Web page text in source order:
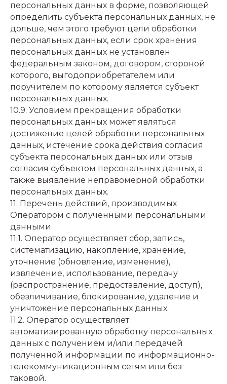
персональных данных в форме, позволяющей
определить субъекта персональных данных, не
дольше, чем этого требуют цели обработки
персональных данных, если срок хранения
персональных данных не установлен
федеральным законом, договором, стороной
которого, выгодоприобретателем или
поручителем по которому является субъект
персональных данных.
10.9. Условием прекращения обработки
персональных данных может являться
достижение целей обработки персональных
данных, истечение срока действия согласия
субъекта персональных данных или отзыв
согласия субъектом персональных данных, а
также выявление неправомерной обработки
персональных данных.
11. Перечень действий, производимых
Оператором с полученными персональными
данными
11.1. Оператор осуществляет сбор, запись,
систематизацию, накопление, хранение,
уточнение (обновление, изменение),
извлечение, использование, передачу
(распространение, предоставление, доступ),
обезличивание, блокирование, удаление и
уничтожение персональных данных.
11.2. Оператор осуществляет
автоматизированную обработку персональных
данных с получением и/или передачей
полученной информации по информационно-
телекоммуникационным сетям или без
таковой.